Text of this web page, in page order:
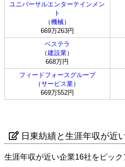
ユニバーサルエンターテインメン
ト
（機械）
669万263円
ベステラ
（建設業）
668万円
フィードフォースグループ
（サービス業）
669万552円
日東紡績と生涯年収が近
生涯年収が近い企業16社をピック